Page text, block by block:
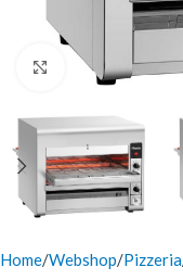
Click to enlarge
Home Webshop Pizzeria